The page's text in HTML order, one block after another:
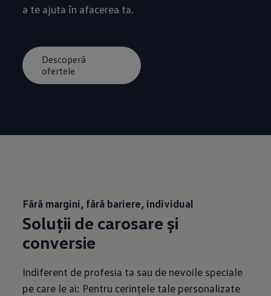
a te ajuta în afacerea ta.
Descoperă
ofertele
Fără margini, fără bariere, individual
Soluții de carosare și
conversie
Indiferent de profesia ta sau de nevoile speciale
pe care le ai: Pentru cerințele tale personalizate